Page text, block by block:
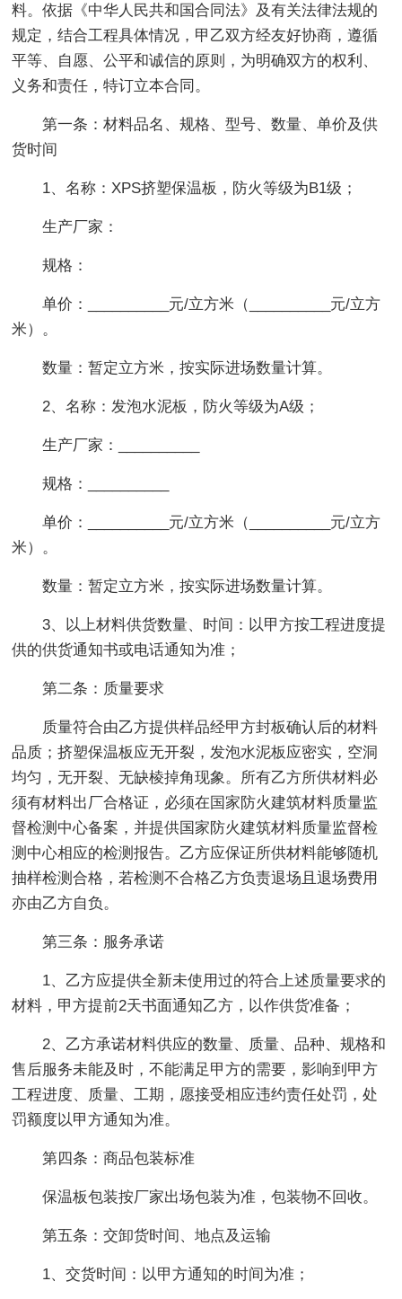
料。依据《中华人民共和国合同法》及有关法律法规的
规定，结合工程具体情况，甲乙双方经友好协商，遵循
平等、自愿、公平和诚信的原则，为明确双方的权利、
义务和责任，特订立本合同。
第一条：材料品名、规格、型号、数量、单价及供
货时间
1、名称：XPS挤塑保温板，防火等级为B1级；
生产厂家：
规格：
单价：__________元/立方米（__________元/立方
米）。
数量：暂定立方米，按实际进场数量计算。
2、名称：发泡水泥板，防火等级为A级；
生产厂家：__________
规格：__________
单价：__________元/立方米（__________元/立方
米）。
数量：暂定立方米，按实际进场数量计算。
3、以上材料供货数量、时间：以甲方按工程进度提
供的供货通知书或电话通知为准；
第二条：质量要求
质量符合由乙方提供样品经甲方封板确认后的材料
品质；挤塑保温板应无开裂，发泡水泥板应密实，空洞
均匀，无开裂、无缺棱掉角现象。所有乙方所供材料必
须有材料出厂合格证，必须在国家防火建筑材料质量监
督检测中心备案，并提供国家防火建筑材料质量监督检
测中心相应的检测报告。乙方应保证所供材料能够随机
抽样检测合格，若检测不合格乙方负责退场且退场费用
亦由乙方自负。
第三条：服务承诺
1、乙方应提供全新未使用过的符合上述质量要求的
材料，甲方提前2天书面通知乙方，以作供货准备；
2、乙方承诺材料供应的数量、质量、品种、规格和
售后服务未能及时，不能满足甲方的需要，影响到甲方
工程进度、质量、工期，愿接受相应违约责任处罚，处
罚额度以甲方通知为准。
第四条：商品包装标准
保温板包装按厂家出场包装为准，包装物不回收。
第五条：交卸货时间、地点及运输
1、交货时间：以甲方通知的时间为准；